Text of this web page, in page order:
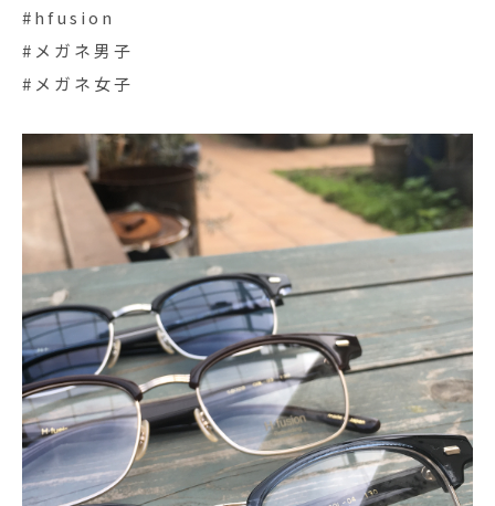
#hfusion
#メガネ男子
#メガネ女子